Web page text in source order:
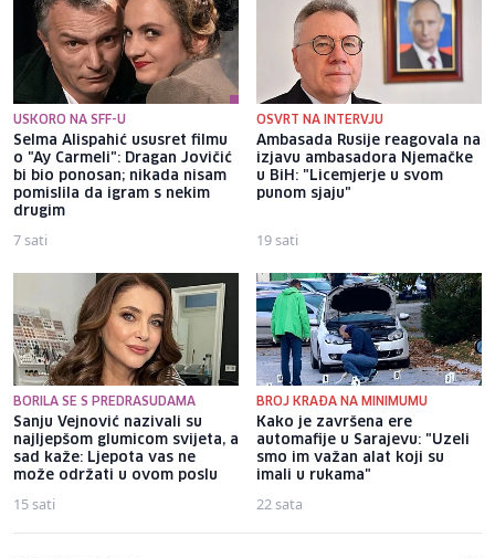
USKORO NA SFF-U
Selma Alispahić ususret filmu
o "Ay Carmeli": Dragan Jovičić
bi bio ponosan; nikada nisam
pomislila da igram s nekim
drugim
7 sati
OSVRT NA INTERVJU
Ambasada Rusije reagovala na
izjavu ambasadora Njemačke
u BiH: "Licemjerje u svom
punom sjaju"
19 sati
BORILA SE S PREDRASUDAMA
Sanju Vejnović nazivali su
najljepšom glumicom svijeta, a
sad kaže: Ljepota vas ne
može održati u ovom poslu
15 sati
BROJ KRAĐA NA MINIMUMU
Kako je završena ere
automafije u Sarajevu: "Uzeli
smo im važan alat koji su
imali u rukama"
22 sata